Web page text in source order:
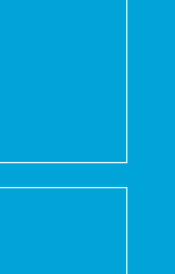
UDH,